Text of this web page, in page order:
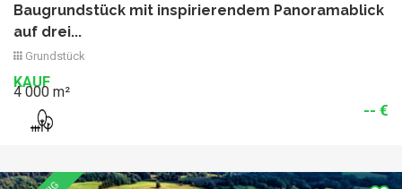
Baugrundstück mit inspirierendem Panoramablick
auf drei...
Grundstück
KAUF
4 000 m²
-- €
Previous